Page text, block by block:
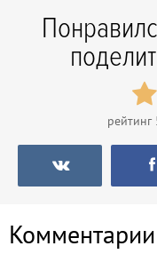
рейтинг
Комментарии